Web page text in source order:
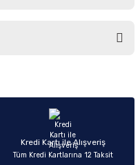
kullanarak tarafımıza
siz yapın!
Kredi Kartı ile Alışveriş
Tüm Kredi Kartlarına 12 Taksit